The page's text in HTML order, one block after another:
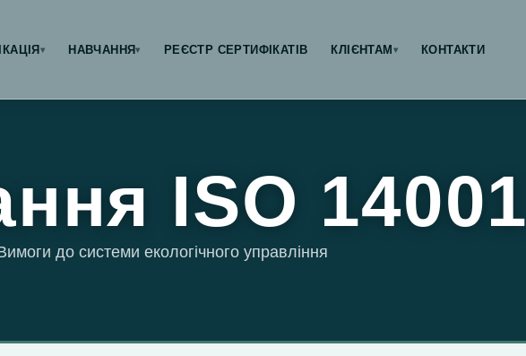
▾ НАВЧАННЯ▾ РЕЄСТР СЕРТИФІКАТІВ КЛІЄНТАМ▾ КОНТАКТИ
ISO 14001
до системи екологічного управління